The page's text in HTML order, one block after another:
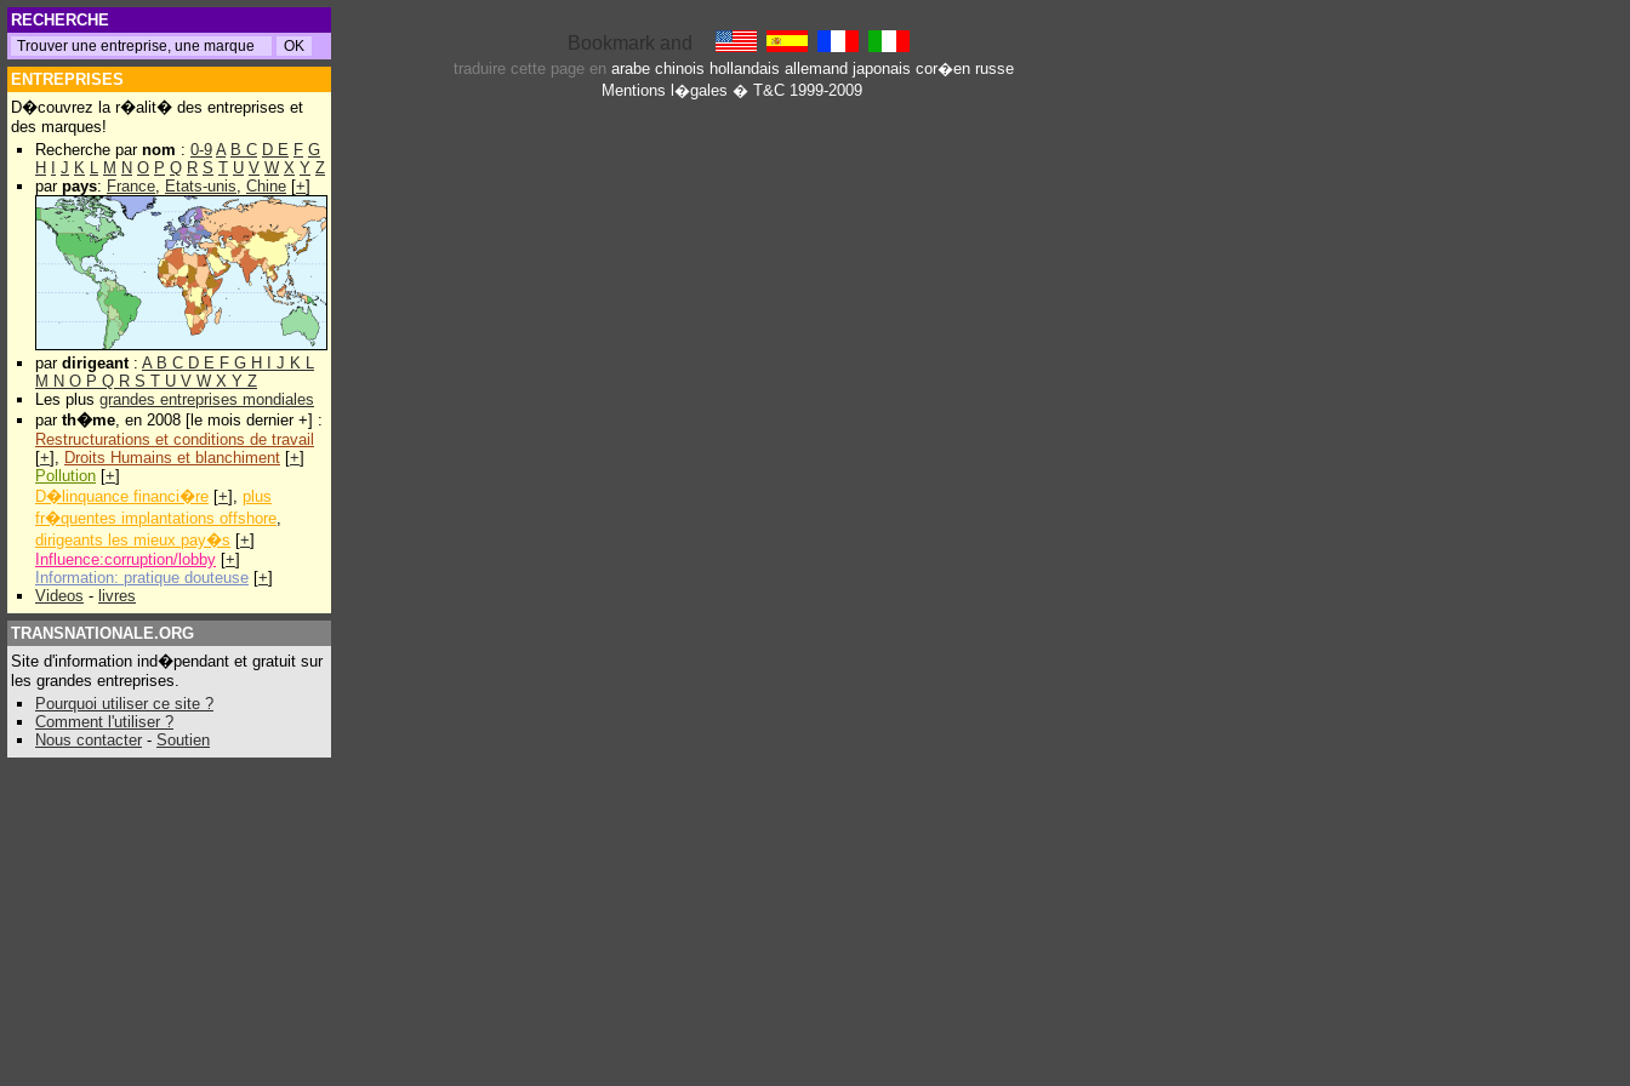
RECHERCHE
ENTREPRISES
D�couvrez la r�alit� des entreprises et
des marques!
Recherche par nom : 0-9 A B C D E F G
H
J K L M N O P Q R S T U V W X Y Z
par pays: France, Etats-unis, Chine [+]
par dirigeant: A B C D E F G H J K L
M N O P Q R S T U V W X Y Z
Les plus grandes entreprises mondiales
par th�me, en 2008 [le mois dernier +] :
Restructurations et conditions de travail
[+], Droits Humains et blanchiment [+]
Pollution [+]
D�linquance financi�re [+], plus
fr�quentes implantations offshore,
dirigeants les mieux pay�s [+]
Influence:corruption/lobby [+]
Information: pratique douteuse [+]
Videos - livres
TRANSNATIONALE.ORG
Site d'information ind�pendant et gratuit sur
les grandes entreprises.
Pourquoi utiliser ce site ?
Comment l'utiliser ?
Nous contacter - Soutien
traduire cette page en arabe chinois hollandais allemand japonais cor�en russe
Mentions l�gales � T&C 1999-2009